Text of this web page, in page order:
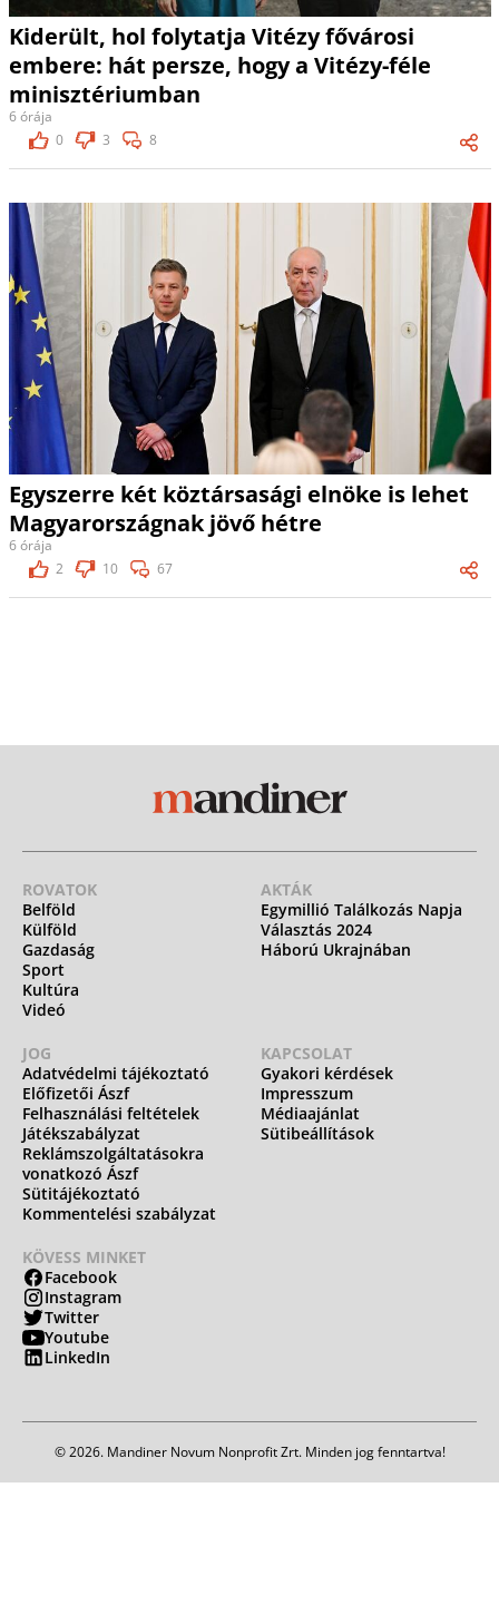
Kiderült, hol folytatja Vitézy fővárosi
embere: hát persze, hogy a Vitézy-féle
minisztériumban
6 órája
0
3 8
Egyszerre két köztársasági elnöke is lehet
Magyarországnak jövő hétre
6 órája
2
10 67
ROVATOK
Belföld
Külföld
Gazdaság
Sport
Kultúra
Videó
AKTÁK
Egymillió Találkozás Napja
Választás 2024
Háború Ukrajnában
JOG
Adatvédelmi tájékoztató
Előfizetői Ászf
Felhasználási feltételek
Játékszabályzat
Reklámszolgáltatásokra
vonatkozó Ászf
Sütitájékoztató
Kommentelési szabályzat
KAPCSOLAT
Gyakori kérdések
Impresszum
Médiaajánlat
Sütibeállítások
KÖVESS MINKET
Facebook
Instagram
Twitter
Youtube
LinkedIn
© 2026. Mandiner Novum Nonprofit Zrt. Minden jog fenntartva!